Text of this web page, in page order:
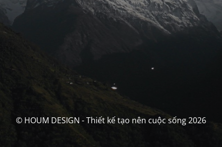
© HOUM DESIGN - Thiết kế tạo nên cuộc sống 2026